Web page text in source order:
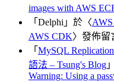
images with AWS
「 Delphi 」於〈
AWS CDK〉發佈留
「 MySQL
語法 – Tsung's Blog
Warning: Using a